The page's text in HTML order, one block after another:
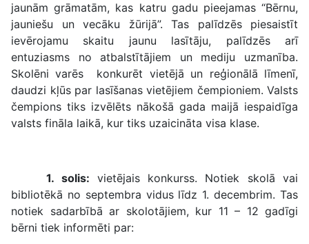
jaunām grāmatām, kas katru gadu pieejamas “Bērnu,
jauniešu un vecāku žūrijā”. Tas palīdzēs piesaistīt
ievērojamu skaitu jaunu lasītāju, palīdzēs arī
entuziasms no atbalstītājiem un mediju uzmanība.
Skolēni varēs konkurēt vietējā un reģionālā līmenī,
daudzi kļūs par lasīšanas vietējiem čempioniem. Valsts
čempions tiks izvēlēts nākošā gada maijā iespaidīga
valsts fināla laikā, kur tiks uzaicināta visa klase.
1. solis: vietējais konkurss. Notiek skolā vai
bibliotēkā no septembra vidus līdz 1. decembrim. Tas
notiek sadarbībā ar skolotājiem, kur 11 – 12 gadīgi
bērni tiek informēti par: